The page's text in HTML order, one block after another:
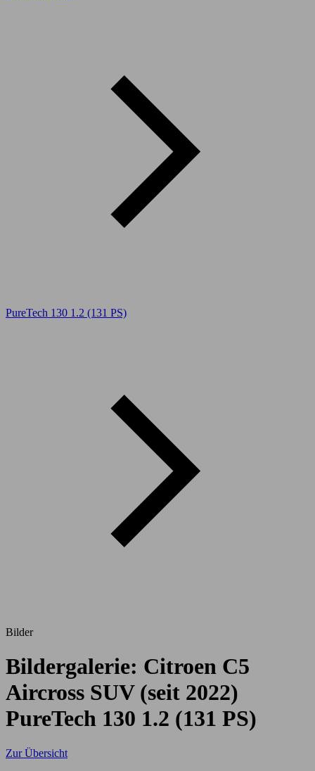
PureTech 130 1.2 (131 PS)
Bilder
Bildergalerie: Citroen C5
Aircross SUV (seit 2022)
PureTech 130 1.2 (131 PS)
Zur Übersicht